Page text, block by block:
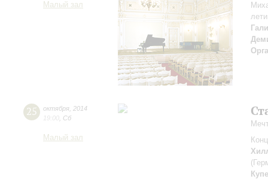
Малый зал
25 октября 2014
19:00 Сб
Малый зал